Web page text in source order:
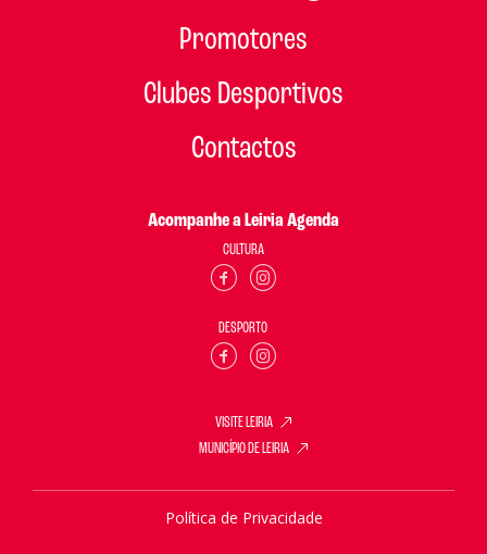
Promotores
Clubes Desportivos
Contactos
Acompanhe a Leiria Agenda
CULTURA
DESPORTO
VISITE LEIRIA
MUNICÍPIO DE LEIRIA
Política de Privacidade